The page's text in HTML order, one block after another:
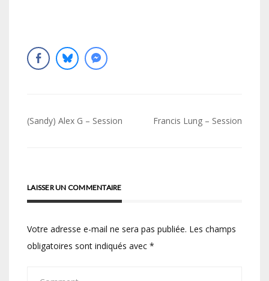
Navigation
(Sandy) Alex G – Session Francis Lung – Session
LAISSER UN COMMENTAIRE
Votre adresse e-mail ne sera pas publiée. Les champs
obligatoires sont indiqués avec *